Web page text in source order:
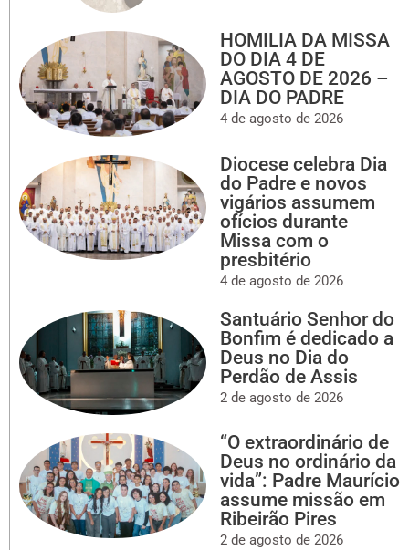
HOMILIA DA MISSA
DO DIA 4 DE
AGOSTO DE 2026 –
DIA DO PADRE
4 de agosto de 2026
Diocese celebra Dia
do Padre e novos
vigários assumem
ofícios durante
Missa com o
presbitério
4 de agosto de 2026
Santuário Senhor do
Bonfim é dedicado a
Deus no Dia do
Perdão de Assis
2 de agosto de 2026
“O extraordinário de
Deus no ordinário da
vida”: Padre Maurício
assume missão em
Ribeirão Pires
2 de agosto de 2026